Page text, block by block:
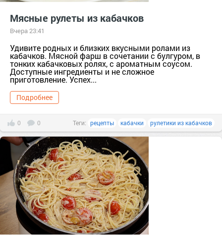
Мясные рулеты из кабачков
Вчера 23:41
Удивите родных и близких вкусными ролами из
кабачков. Мясной фарш в сочетании с булгуром, в
тонких кабачковых ролях, с ароматным соусом.
Доступные ингредиенты и не сложное
приготовление. Успех...
Подробнее
0 0 Теги: рецепты кабачки рулетики из кабачков